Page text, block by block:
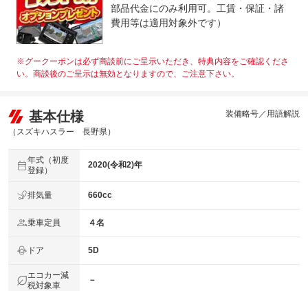
部品代金にのみ利用可。工賃・保証・諸
費用等は適用対象外です）
※グークーポンは必ず商談前にご呈示いただき、特典内容をご確認くださ
い。商談後のご呈示は無効となりますので、ご注意下さい。
基本仕様
（スズキハスラー 長野県）
装備略号／用語解説
年式（初度
登録）
2020(令和2)年
排気量 660cc
乗車定員 ４名
ドア 5D
エコカー減
税対象車
－